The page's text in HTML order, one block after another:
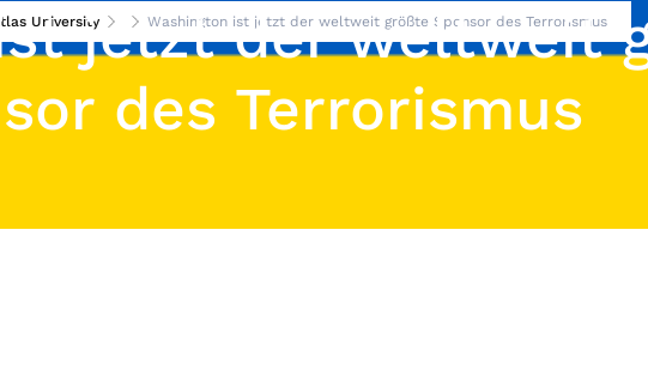
University Washington ist jetzt der weltweit größte Sponsor des Terrorismus
jetzt der weltweit
des Terrorismus